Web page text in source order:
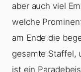
aber auch viel
welche
am Ende die
gesamte Staffel,
ist ein